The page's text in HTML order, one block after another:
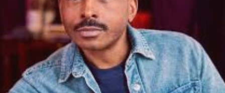
Notre « Incolettre » mensuelle
Recherche